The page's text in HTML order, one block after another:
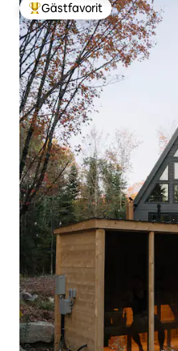
Populär gästfavorit
Gästfavorit